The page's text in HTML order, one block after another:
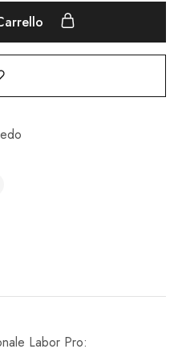
Labor Pro: